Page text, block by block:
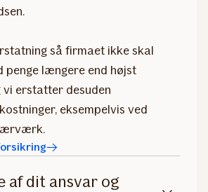
så firmaet ikke skal
penge længere end højst
vi erstatter desuden
eksempelvis ved
af dit ansvar og